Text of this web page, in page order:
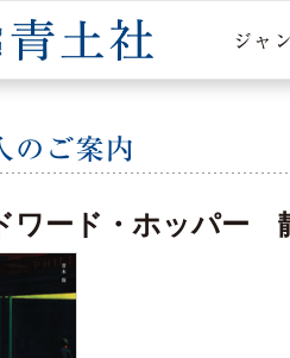
ワード・ホッパー